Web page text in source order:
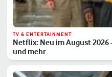
TV & ENTERTAINMENT
Netflix: Neu im August 2026
und mehr